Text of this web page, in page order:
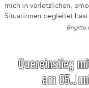
mich in verletzlichen,
Situationen begleitet hast
Brigitte
Quereinstieg
am